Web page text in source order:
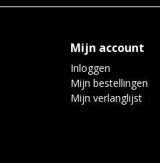
Mijn account
Inloggen
Mijn bestellingen
Mijn verlanglijst